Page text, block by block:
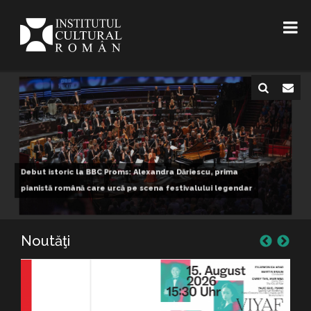
Noutăţi